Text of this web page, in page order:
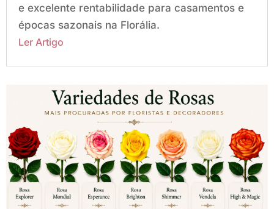
e excelente rentabilidade para casamentos e
épocas sazonais na Florália.